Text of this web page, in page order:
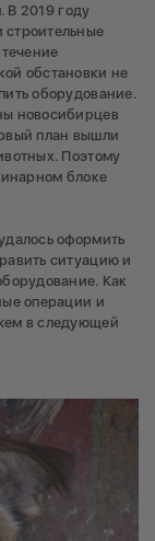
. В 2019 году
обстановки не
оборудование.
новосибирцев
план вышли
Поэтому
блоке
оформить
ситуацию и
Как
операции и
в следующей